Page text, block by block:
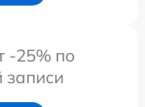
-25% по
записи